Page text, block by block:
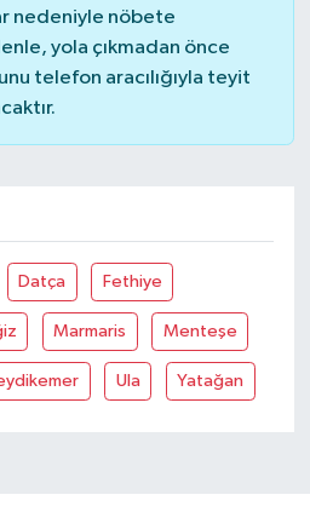
nedeniyle nöbete
yola çıkmadan önce
telefon aracılığıyla teyit
Datça Fethiye
Marmaris Menteşe
Ula Yatağan